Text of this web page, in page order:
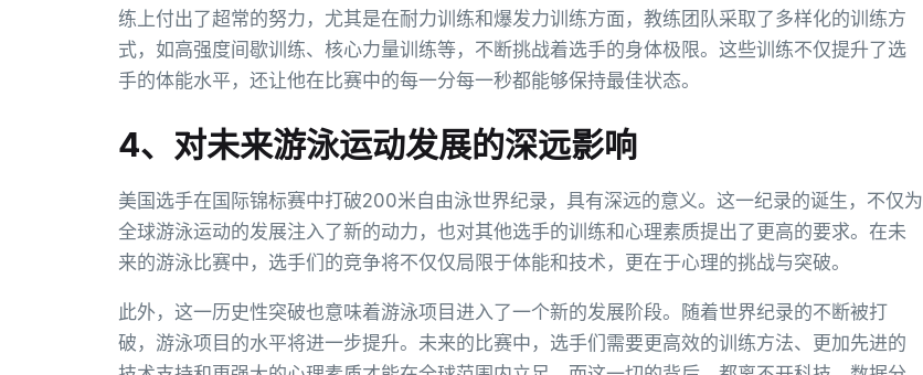
练上付出了超常的努力，尤其是在耐力训练和爆发力训练方面，教练团队采取了多样化的训练方
式，如高强度间歇训练、核心力量训练等，不断挑战着选手的身体极限。这些训练不仅提升了选
手的体能水平，还让他在比赛中的每一分每一秒都能够保持最佳状态。
4、对未来游泳运动发展的深远影响
美国选手在国际锦标赛中打破200米自由泳世界纪录，具有深远的意义。这一纪录的诞生，不仅为
全球游泳运动的发展注入了新的动力，也对其他选手的训练和心理素质提出了更高的要求。在未
来的游泳比赛中，选手们的竞争将不仅仅局限于体能和技术，更在于心理的挑战与突破。
此外，这一历史性突破也意味着游泳项目进入了一个新的发展阶段。随着世界纪录的不断被打
破，游泳项目的水平将进一步提升。未来的比赛中，选手们需要更高效的训练方法、更加先进的